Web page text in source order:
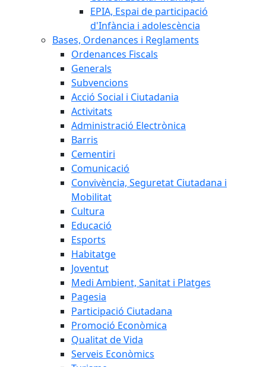
EPIA, Espai de participació
d'Infància i adolescència
Bases, Ordenances i Reglaments
Ordenances Fiscals
Generals
Subvencions
Acció Social i Ciutadania
Activitats
Administració Electrònica
Barris
Cementiri
Comunicació
Convivència, Seguretat Ciutadana i
Mobilitat
Cultura
Educació
Esports
Habitatge
Joventut
Medi Ambient, Sanitat i Platges
Pagesia
Participació Ciutadana
Promoció Econòmica
Qualitat de Vida
Serveis Econòmics